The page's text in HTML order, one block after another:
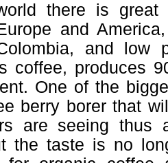
there is great
and
and low
coffee, produces
One of the
berry borer that
are seeing thus
the taste is no